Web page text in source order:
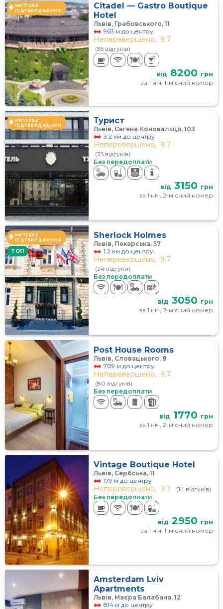
МИТТЄВЕ
ПІДТВЕРДЖЕННЯ
Citadel — Gastro Boutique
Hotel
Львів, Грабовського, 11
963 м до центру
Неперевершено, 9.7
(35 відгуків)
від 8200 грн
за 1 ніч, 1-місний номер
МИТТЄВЕ
ПІДТВЕРДЖЕННЯ
Турист
Львів, Євгена Коновальця, 103
3.2 км до центру
Неперевершено, 9.7
(35 відгуків)
Без передоплати
від 3150 грн
за 1 ніч, 2-місний номер
МИТТЄВЕ
ПІДТВЕРДЖЕННЯ
TOП
Sherlock Holmes
Львів, Пекарська, 57
1.2 км до центру
Неперевершено, 9.7
(24 відгуки)
Без передоплати
від 3050 грн
за 1 ніч, 2-місний номер
Post House Rooms
Львів, Словацького, 8
709 м до центру
Неперевершено, 9.7
(80 відгуків)
Без передоплати
від 1770 грн
за 1 ніч, 2-місний номер
Vintage Boutique Hotel
Львів, Сербська, 11
179 м до центру
Неперевершено, 9.7
(14 відгуків)
Без передоплати
від 2950 грн
за 1 ніч, 1-місний номер
Amsterdam Lviv
Apartments
Львів, Маєра Балабана, 12
814 м до центру